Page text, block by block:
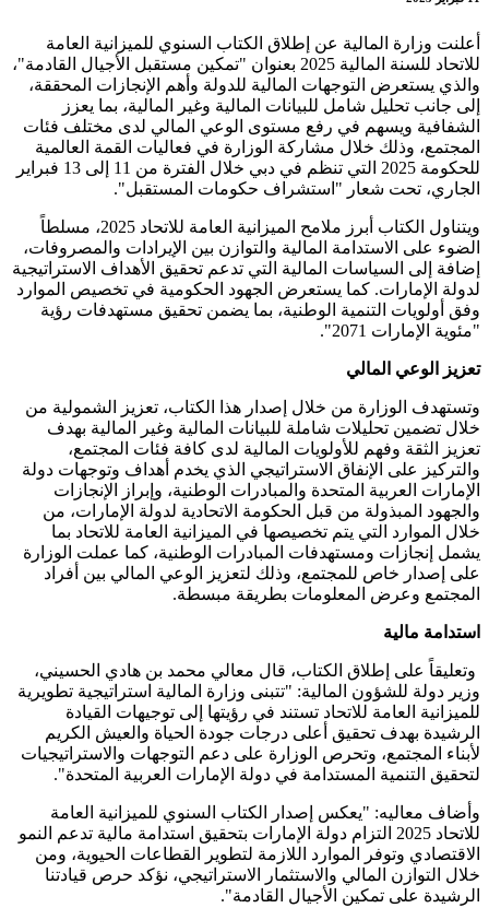
أعلنت وزارة المالية عن إطلاق الكتاب السنوي للميزانية العامة
للاتحاد للسنة المالية 2025 بعنوان "تمكين مستقبل الأجيال القادمة"،
والذي يستعرض التوجهات المالية للدولة وأهم الإنجازات المحققة،
إلى جانب تحليل شامل للبيانات المالية وغير المالية، بما يعزز
الشفافية ويسهم في رفع مستوى الوعي المالي لدى مختلف فئات
المجتمع، وذلك خلال مشاركة الوزارة في فعاليات القمة العالمية
للحكومة 2025 التي تنظم في دبي خلال الفترة من 11 إلى 13 فبراير
الجاري، تحت شعار "استشراف حكومات المستقبل".
ويتناول الكتاب أبرز ملامح الميزانية العامة للاتحاد 2025، مسلطاً
الضوء على الاستدامة المالية والتوازن بين الإيرادات والمصروفات،
إضافة إلى السياسات المالية التي تدعم تحقيق الأهداف الاستراتيجية
لدولة الإمارات. كما يستعرض الجهود الحكومية في تخصيص الموارد
وفق أولويات التنمية الوطنية، بما يضمن تحقيق مستهدفات رؤية
"مئوية الإمارات 2071".
تعزيز الوعي المالي
وتستهدف الوزارة من خلال إصدار هذا الكتاب، تعزيز الشمولية من
خلال تضمين تحليلات شاملة للبيانات المالية وغير المالية بهدف
تعزيز الثقة وفهم للأولويات المالية لدى كافة فئات المجتمع،
والتركيز على الإنفاق الاستراتيجي الذي يخدم أهداف وتوجهات دولة
الإمارات العربية المتحدة والمبادرات الوطنية، وإبراز الإنجازات
والجهود المبذولة من قبل الحكومة الاتحادية لدولة الإمارات، من
خلال الموارد التي يتم تخصيصها في الميزانية العامة للاتحاد بما
يشمل إنجازات ومستهدفات المبادرات الوطنية، كما عملت الوزارة
على إصدار خاص للمجتمع، وذلك لتعزيز الوعي المالي بين أفراد
المجتمع وعرض المعلومات بطريقة مبسطة.
استدامة مالية
وتعليقاً على إطلاق الكتاب، قال معالي محمد بن هادي الحسيني،
وزير دولة للشؤون المالية: "تتبنى وزارة المالية استراتيجية تطويرية
للميزانية العامة للاتحاد تستند في رؤيتها إلى توجيهات القيادة
الرشيدة بهدف تحقيق أعلى درجات جودة الحياة والعيش الكريم
لأبناء المجتمع، وتحرص الوزارة على دعم التوجهات والاستراتيجيات
لتحقيق التنمية المستدامة في دولة الإمارات العربية المتحدة".
وأضاف معاليه: "يعكس إصدار الكتاب السنوي للميزانية العامة
للاتحاد 2025 التزام دولة الإمارات بتحقيق استدامة مالية تدعم النمو
الاقتصادي وتوفر الموارد اللازمة لتطوير القطاعات الحيوية، ومن
خلال التوازن المالي والاستثمار الاستراتيجي، نؤكد حرص قيادتنا
الرشيدة على تمكين الأجيال القادمة".